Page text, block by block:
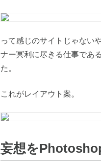
って感じのサイトじゃない
ナー冥利に尽きる仕事であ
た。
これがレイアウト案。
妄想を